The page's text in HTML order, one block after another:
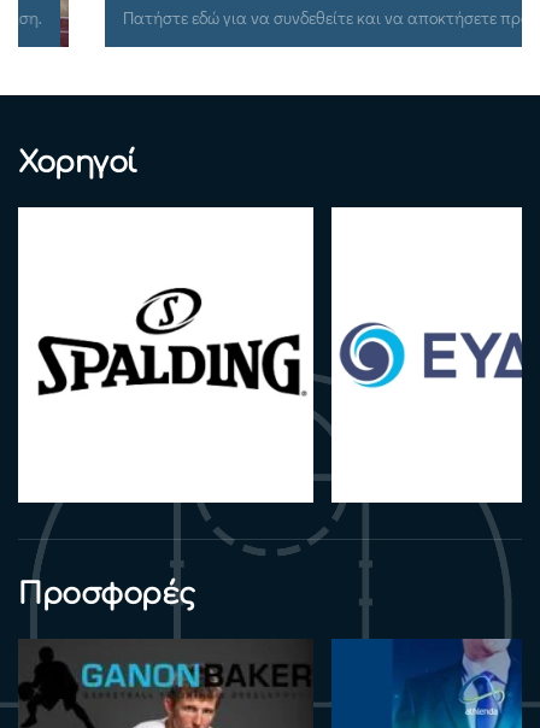
Πατήστε εδώ για να συνδεθείτε και να αποκτήσετε πρόσβαση.
Χορηγοί
Προσφορές